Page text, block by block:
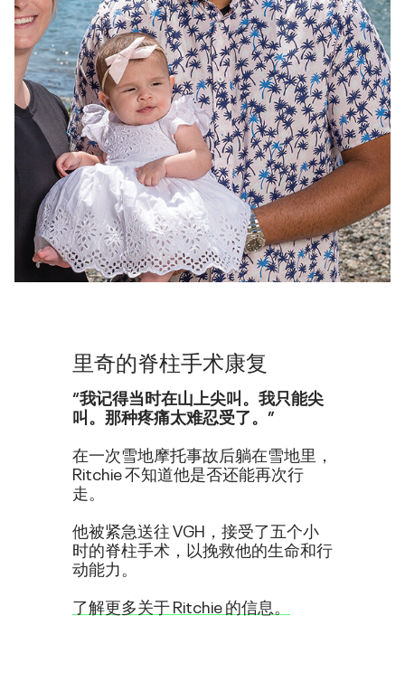
里奇的脊柱手术康复
“我记得当时在山上尖叫。我只能尖
叫。那种疼痛太难忍受了。”
在一次雪地摩托事故后躺在雪地里，
Ritchie 不知道他是否还能再次行
走。
他被紧急送往 VGH，接受了五个小
时的脊柱手术，以挽救他的生命和行
动能力。
了解更多关于 Ritchie 的信息。